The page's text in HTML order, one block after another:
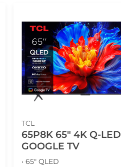
TCL
65P8K 65" 4K Q-LED
GOOGLE TV
• 65" QLED